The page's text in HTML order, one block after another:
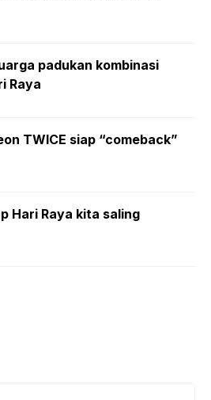
padukan kombinasi
Raya
TWICE siap “comeback”
Hari Raya kita saling